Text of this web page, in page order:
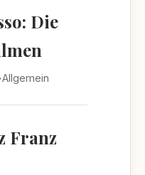
Die
Allgemein
Franz